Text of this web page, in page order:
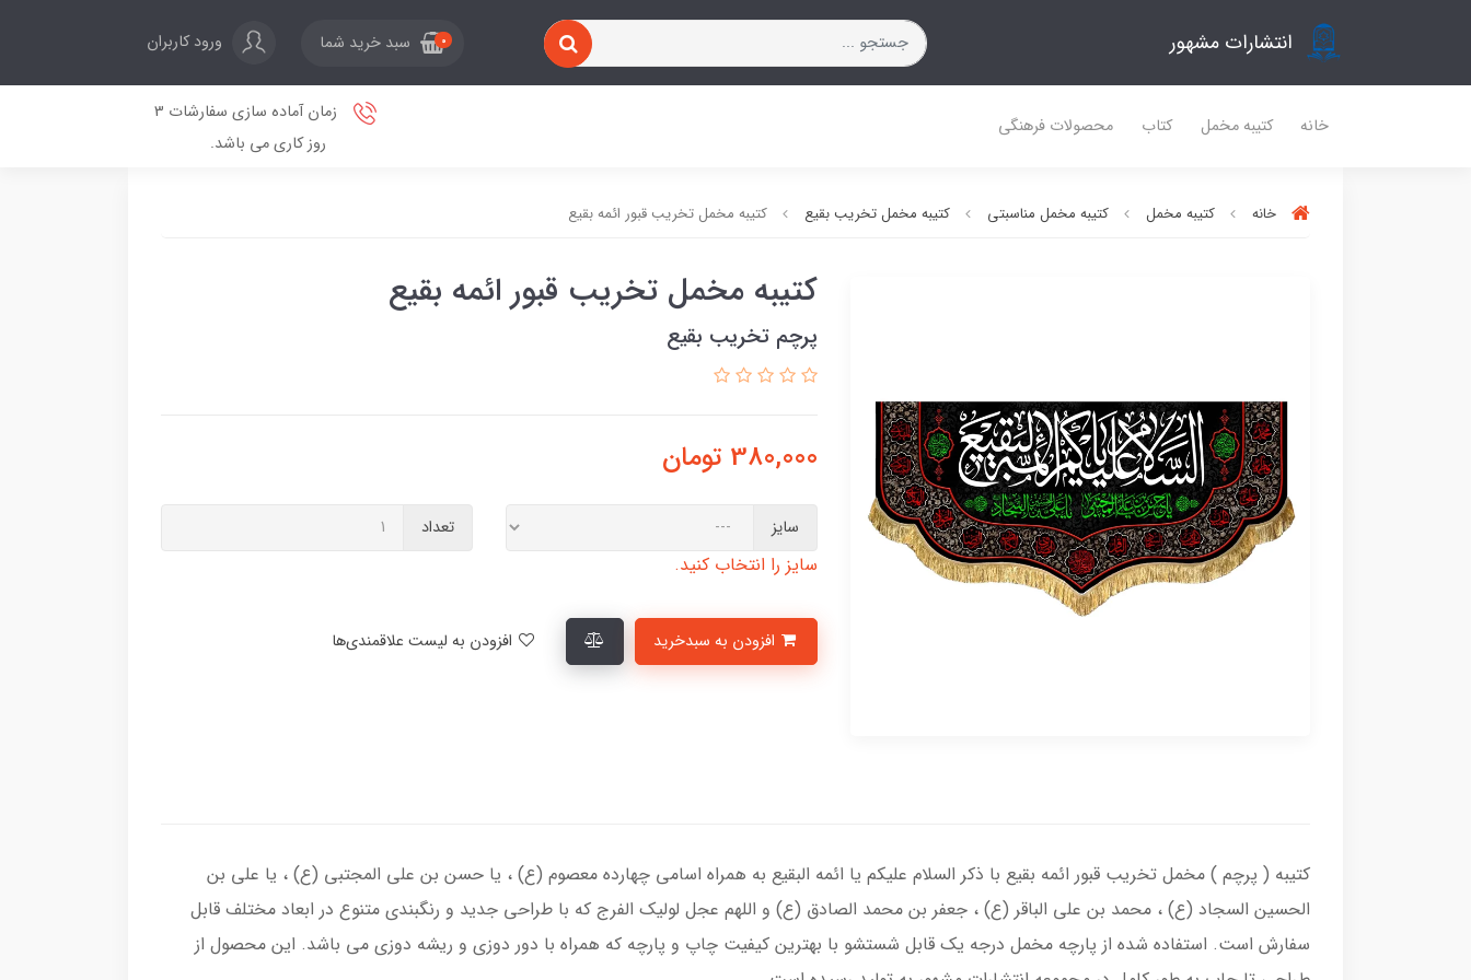
انتشارات مشهور 0 سبد خرید شما ورود کاربران
خانه کتیبه مخمل کتاب محصولات فرهنگی
زمان آماده سازی سفارشات 3
روز کاری می باشد.
خانه کتیبه مخمل کتیبه مخمل مناسبتی کتیبه مخمل تخریب بقیع کتیبه مخمل تخریب قبور ائمه بقیع
کتیبه مخمل تخریب قبور ائمه بقیع
پرچم تخریب بقیع
380,000 تومان
سایز
سایز را انتخاب کنید.
تعداد
کتیبه ( پرچم ) مخمل تخریب قبور ائمه بقیع با ذکر السلام علیکم یا ائمه البقیع به همراه اسامی چهارده معصوم (ع) ، یا حسن بن علی المجتبی (ع) ، یا علی بن
الحسین السجاد (ع) ، محمد بن علی الباقر (ع) ، جعفر بن محمد الصادق (ع) و اللهم عجل لولیک الفرج که با طراحی جدید و رنگبندی متنوع در ابعاد مختلف قابل
سفارش است. استفاده شده از پارچه مخمل درجه یک قابل شستشو با بهترین کیفیت چاپ و پارچه که همراه با دور دوزی و ریشه دوزی می باشد. این محصول از